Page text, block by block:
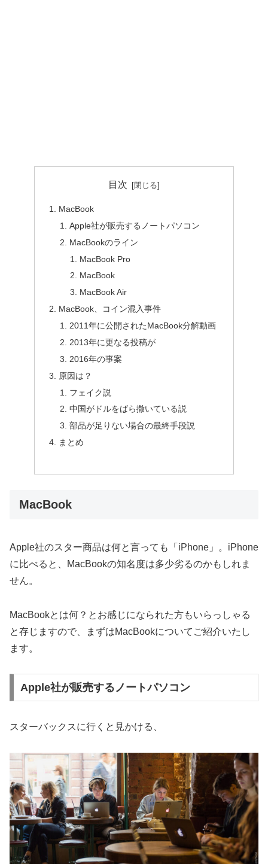
目次
MacBook
Apple社が販売するノートパソコン
MacBookのライン
MacBook Pro
MacBook
MacBook Air
MacBook、コイン混入事件
2011年に公開されたMacBook分解動画
2013年に更なる投稿が
2016年の事案
原因は？
フェイク説
中国がドルをばら撒いている説
部品が足りない場合の最終手段説
まとめ
MacBook
Apple社のスター商品は何と言っても「iPhone」。iPhone
に比べると、MacBookの知名度は多少劣るのかもしれま
せん。
MacBookとは何？とお感じになられた方もいらっしゃる
と存じますので、まずはMacBookについてご紹介いたし
ます。
Apple社が販売するノートパソコン
スターバックスに行くと見かける、